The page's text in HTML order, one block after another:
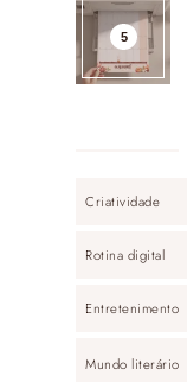
Criatividade
Rotina digital
Entretenimento
Mundo literário